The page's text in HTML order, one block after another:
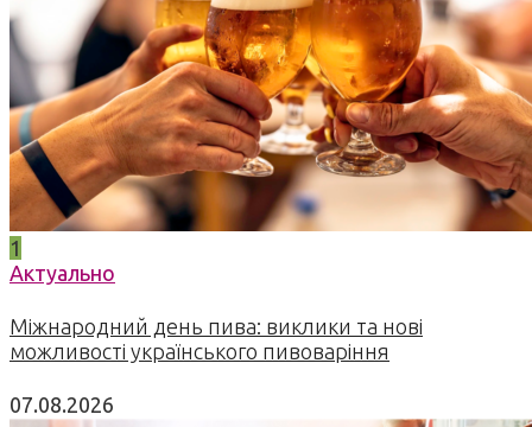
1
Актуально
Міжнародний день пива: виклики та нові
можливості українського пивоваріння
07.08.2026